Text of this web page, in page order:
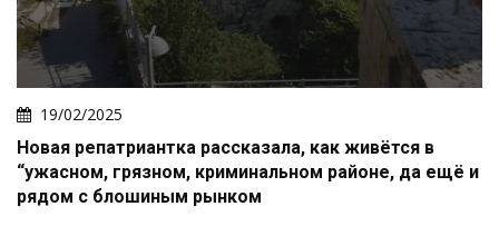
19/02/2025
Новая репатриантка рассказала, как живётся в
“ужасном, грязном, криминальном районе, да ещё и
рядом с блошиным рынком